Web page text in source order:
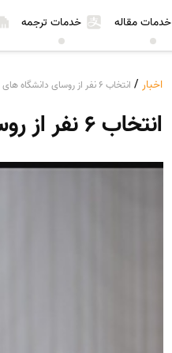
خدمات مقاله خدمات ترجمه
اخبار / انتخاب ۶ نفر از روسای دانشگاه های کشور تایید شد
انتخاب ۶ نفر از روسای دانشگاه های کشور تایید شد